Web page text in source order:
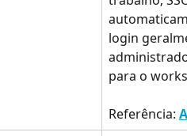
login
para o
Referência: